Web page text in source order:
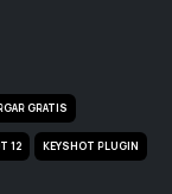
GRATIS
12 KEYSHOT PLUGIN